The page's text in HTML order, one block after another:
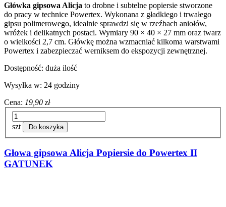
Główka gipsowa Alicja to drobne i subtelne popiersie stworzone
do pracy w technice Powertex. Wykonana z gładkiego i trwałego
gipsu polimerowego, idealnie sprawdzi się w rzeźbach aniołów,
wróżek i delikatnych postaci. Wymiary 90 × 40 × 27 mm oraz twarz
o wielkości 2,7 cm. Główkę można wzmacniać kilkoma warstwami
Powertex i zabezpieczać werniksem do ekspozycji zewnętrznej.
Dostępność: duża ilość
Wysyłka w: 24 godziny
Cena: 19,90 zł
szt Do koszyka
Głowa gipsowa Alicja Popiersie do Powertex II
GATUNEK